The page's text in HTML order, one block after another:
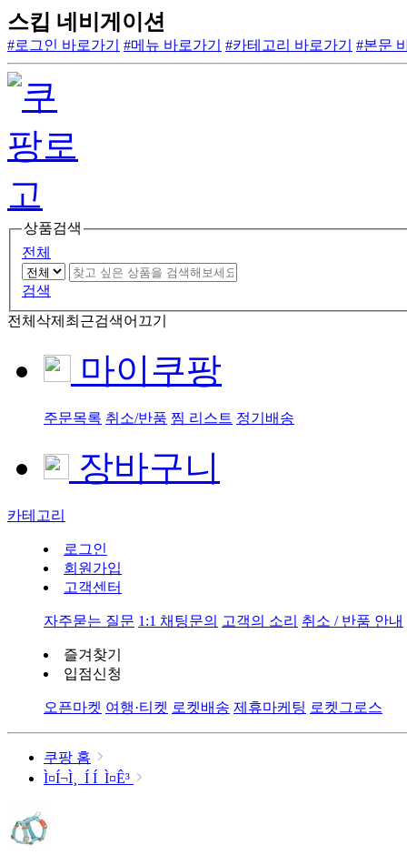
스킵 네비게이션
#로그인 바로가기 #메뉴 바로가기 #카테고리 바로가기 #본문
상품검색
전체
검색
전체삭제 최근검색어끄기
마이쿠팡
주문목록 취소/반품 찜 리스트 정기배송
장바구니
카테고리
로그인
회원가입
고객센터
자주묻는 질문 1:1 채팅문의 고객의 소리 취소 / 반품 안내
즐겨찾기
입점신청
오픈마켓 여행·티켓 로켓배송 제휴마케팅 로켓그로스
쿠팡 홈
Ì¤Í¬Ì¸ Í Í Ì¤Ê³